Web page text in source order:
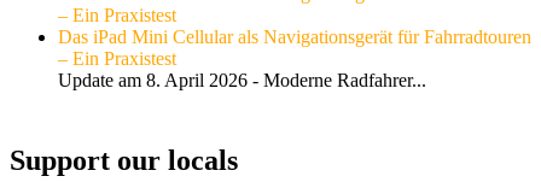
– Ein Praxistest
Das iPad Mini Cellular als Navigationsgerät für Fahrradtouren
– Ein Praxistest
Update am 8. April 2026 - Moderne Radfahrer...
Support our locals